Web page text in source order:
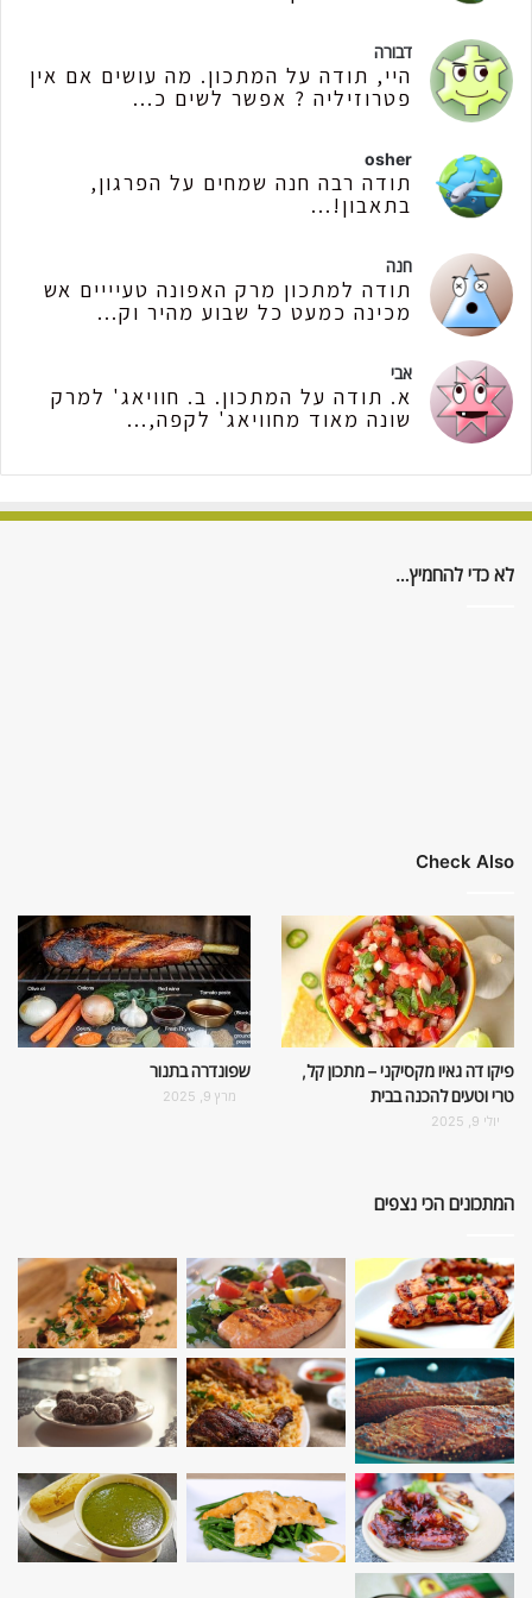
דבורה
היי, תודה על המתכון. מה עושים אם אין
פטרוזיליה ? אפשר לשים כ...
osher
תודה רבה חנה שמחים על הפרגון,
בתאבון!...
חנה
תודה למתכון מרק האפונה טעיייים אש
מכינה כמעט כל שבוע מהיר וק...
אבי
א. תודה על המתכון. ב. חוויאג' למרק
שונה מאוד מחוויאג' לקפה,...
לא כדי להחמיץ…
Check Also
פיקו דה גאיו מקסיקני – מתכון קל,
טרי וטעים להכנה בבית
יולי 9, 2025
שפונדרה בתנור
מרץ 9, 2025
המתכונים הכי נצפים